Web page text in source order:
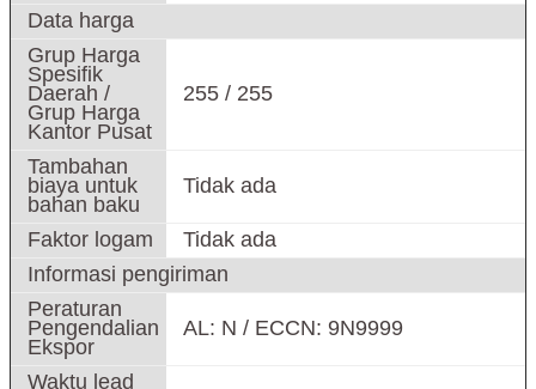
Data harga
Grup Harga
Spesifik
Daerah /
Grup Harga
Kantor Pusat
255 / 255
Tambahan
biaya untuk
bahan baku
Tidak ada
Faktor logam
Tidak ada
Informasi pengiriman
Peraturan
Pengendalian
Ekspor
AL: N / ECCN: 9N9999
Waktu lead